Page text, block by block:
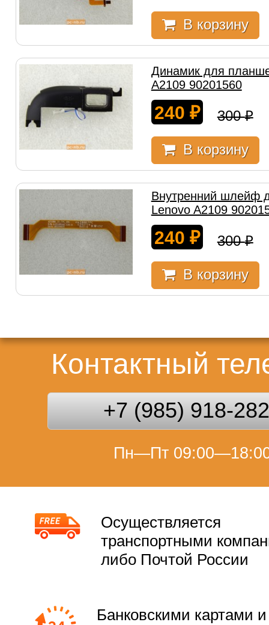
В корзину
Динамик для
A2109 90201560
240 ₽ 300₽
В корзину
Внутренний шлейф
Lenovo A2109
240 ₽ 300₽
В корзину
Контактный
+7 (985) 918-
Пн—Пт
Осуществляется
транспортными
либо Почтой России
Банковскими картами и